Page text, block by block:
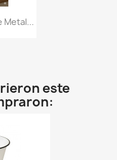
Metal...
este